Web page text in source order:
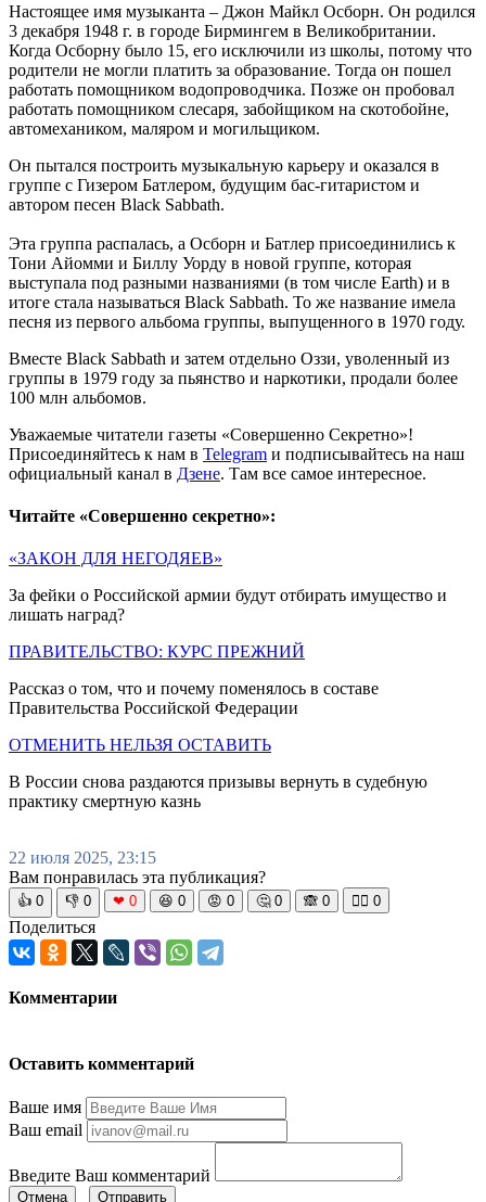
Настоящее имя музыканта – Джон Майкл Осборн. Он родился
3 декабря 1948 г. в городе Бирмингем в Великобритании.
Когда Осборну было 15, его исключили из школы, потому что
родители не могли платить за образование. Тогда он пошел
работать помощником водопроводчика. Позже он пробовал
работать помощником слесаря, забойщиком на скотобойне,
автомехаником, маляром и могильщиком.
Он пытался построить музыкальную карьеру и оказался в
группе с Гизером Батлером, будущим бас-гитаристом и
автором песен Black Sabbath.
Эта группа распалась, а Осборн и Батлер присоединились к
Тони Айомми и Биллу Уорду в новой группе, которая
выступала под разными названиями (в том числе Earth) и в
итоге стала называться Black Sabbath. То же название имела
песня из первого альбома группы, выпущенного в 1970 году.
Вместе Black Sabbath и затем отдельно Оззи, уволенный из
группы в 1979 году за пьянство и наркотики, продали более
100 млн альбомов.
Уважаемые читатели газеты «Совершенно Секретно»!
Присоединяйтесь к нам в Telegram и подписывайтесь на наш
официальный канал в Дзене. Там все самое интересное.
Читайте «Совершенно секретно»:
«ЗАКОН ДЛЯ НЕГОДЯЕВ»
За фейки о Российской армии будут отбирать имущество и
лишать наград?
ПРАВИТЕЛЬСТВО: КУРС ПРЕЖНИЙ
Рассказ о том, что и почему поменялось в составе
Правительства Российской Федерации
ОТМЕНИТЬ НЕЛЬЗЯ ОСТАВИТЬ
В России снова раздаются призывы вернуть в судебную
практику смертную казнь
22 июля 2025, 23:15
Вам понравилась эта публикация?
👍 0 👎 0 ❤ 0 😆 0 😡 0 🤔 0 🙈 0 🧘‍♀️ 0
Поделиться
Комментарии
Оставить комментарий
Ваше имя
Ваш email
Введите Ваш комментарий
Отмена Отправить